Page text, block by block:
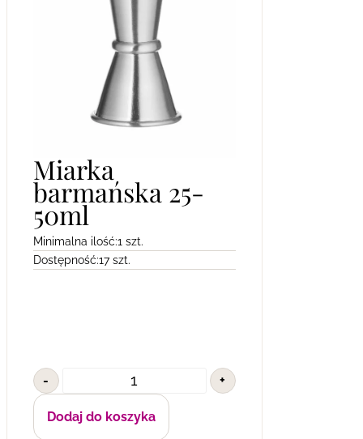
Miarka
barmańska 25-
50ml
Minimalna ilość:1 szt.
Dostępność:17 szt.
- +
Dodaj do koszyka